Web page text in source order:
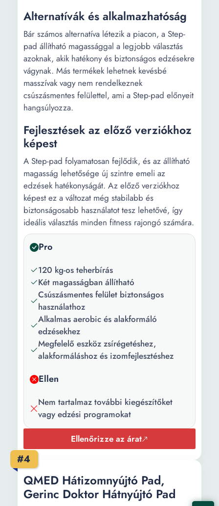
Alternatívák és alkalmazhatóság
Bár számos alternatíva létezik a piacon, a Step-
pad állítható magassággal a legjobb választás
azoknak, akik hatékony és biztonságos edzésekre
vágynak. Más termékek lehetnek kevésbé
masszívak vagy nem rendelkeznek
csúszásmentes felülettel, ami a Step-pad előnyeit
hangsúlyozza.
Fejlesztések az előző verziókhoz
képest
A Step-pad folyamatosan fejlődik, és az állítható
magasság lehetősége új szintre emeli az
edzések hatékonyságát. Az előző verziókhoz
képest ez a változat még stabilabb és
biztonságosabb használatot tesz lehetővé, így
ideális választás minden fitness rajongó számára.
Pro
120 kg-os teherbírás
Két magasságban állítható
Csúszásmentes felület biztonságos
használathoz
Alkalmas aerobic és alakformáló
edzésekhez
Megfelelő eszköz zsírégetéshez,
alakformáláshoz és izomfejlesztéshez
Ellen
Nem tartalmaz további kiegészítőket
vagy edzési programokat
Ellenőrizze az árat
#4
QMED Hátizomnyújtó Pad,
Gerinc Doktor Hátnyújtó Pad